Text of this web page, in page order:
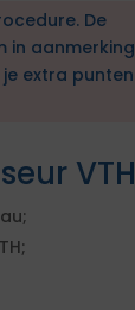
De
in aanmerking
extra punten
VTH